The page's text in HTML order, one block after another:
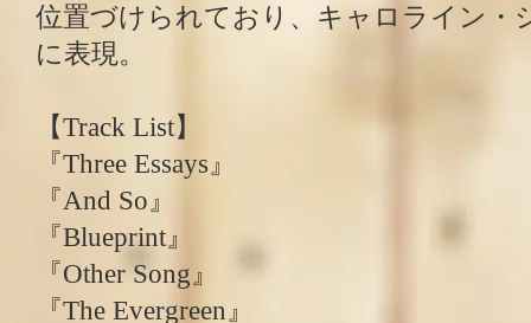
位置づけられており、キャロライン・
に表現。
【Track List】
『Three Essays』
『And So』
『Blueprint』
『Other Song』
『The Evergreen』